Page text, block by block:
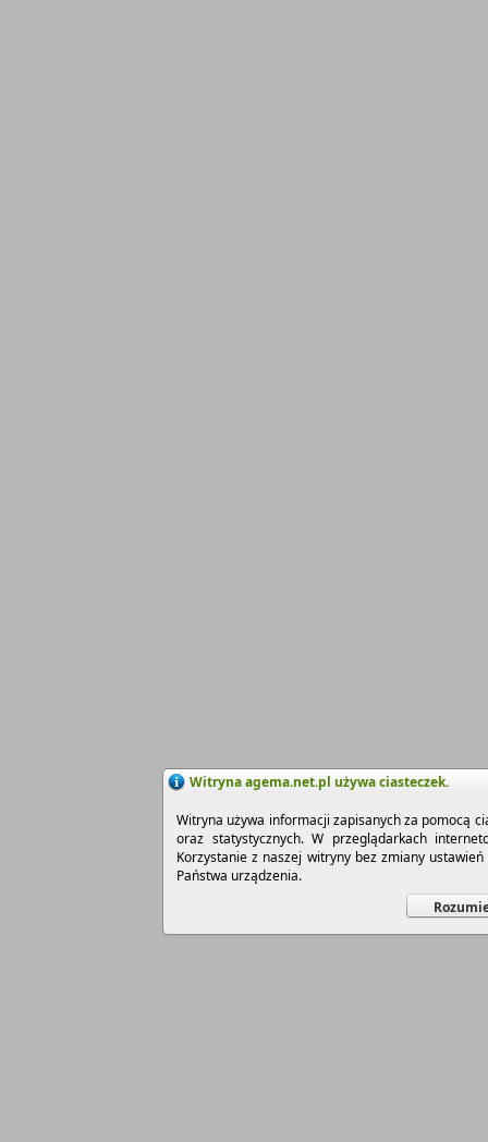
Witryna agema.net.pl używa ciasteczek.
Witryna używa informacji zapisanych za pomocą
oraz statystycznych. W przeglądarkach
Korzystanie z naszej witryny bez zmiany
Państwa urządzenia.